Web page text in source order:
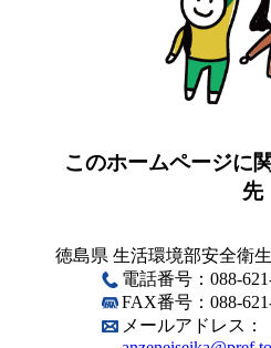
このホームページに
先
徳島県 生活環境部安全衛
電話番号：088-
FAX番号：088-
メールアドレス：